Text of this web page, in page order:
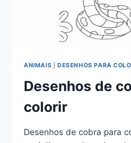
ANIMAIS DESENHOS PARA
Desenhos de
colorir
Desenhos de cobra para